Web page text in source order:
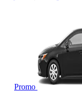
Promo